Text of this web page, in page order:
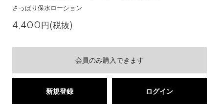
さっぱり保水ローション
4,400円(税抜)
会員のみ購入できます
新規登録 ログイン